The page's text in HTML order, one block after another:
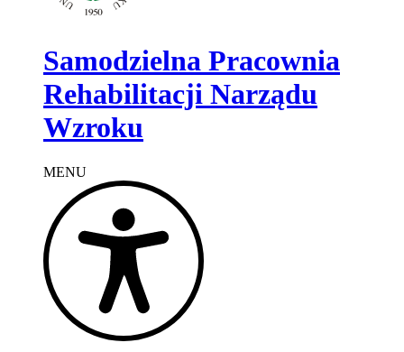
Samodzielna Pracownia
Rehabilitacji Narządu
Wzroku
MENU